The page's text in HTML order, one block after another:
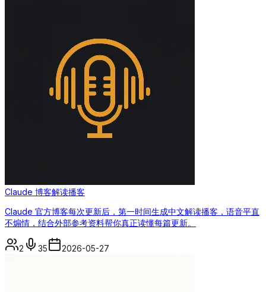
Claude 博客解读播客
Claude 官方博客每次更新后，第一时间生成中文解读播客，语音平直
不煽情，结合外部参考资料帮你真正读懂每篇更新。
2 35 2026-05-27